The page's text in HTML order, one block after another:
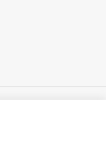
„Rilis“